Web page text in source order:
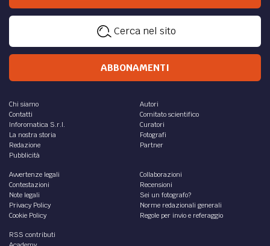
Cerca nel sito
ABBONAMENTI
Chi siamo
Contatti
Inforomatica S.r.l.
La nostra storia
Redazione
Pubblicità
Autori
Comitato scientifico
Curatori
Fotografi
Partner
Avvertenze legali
Contestazioni
Note legali
Privacy Policy
Cookie Policy
Collaborazioni
Recensioni
Sei un fotografo?
Norme redazionali generali
Regole per invio e referaggio
RSS contributi